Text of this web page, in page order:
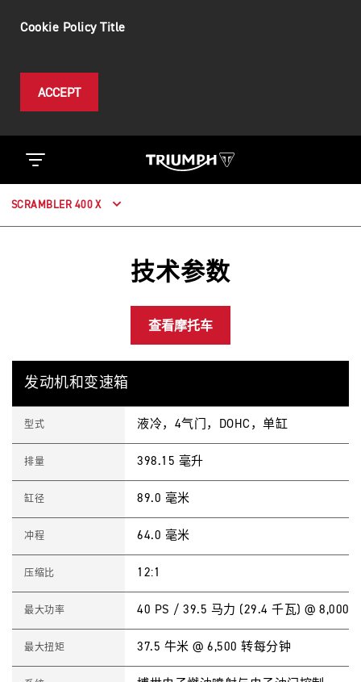
Cookie Policy Title
ACCEPT
SCRAMBLER 400 X
技术参数
查看摩托车
c
i
t
n
发动机和变速箱
型式 液冷，4气门，DOHC，单缸
排量 398.15 毫升
缸径 89.0 毫米
冲程 64.0 毫米
压缩比 12:1
最大功率 40 PS / 39.5 马力 (29.4 千瓦) @ 8,000
最大扭矩 37.5 牛米 @ 6,500 转每分钟